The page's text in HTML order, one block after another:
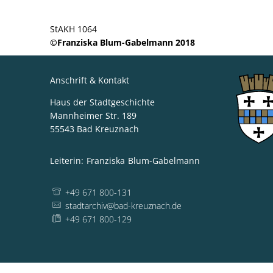
StAKH 1064
©Franziska Blum-Gabelmann 2018
Anschrift & Kontakt
Haus der Stadtgeschichte
Mannheimer Str. 189
55543 Bad Kreuznach
Leiterin: Franziska Blum-Gabelmann Leiterin:
+49 671 800-131
stadtarchiv@bad-kreuznach.de
+49 671 800-129